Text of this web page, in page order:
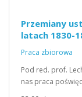
Przemiany
latach 1830-
Praca zbiorowa
Pod red. prof.
nas praca